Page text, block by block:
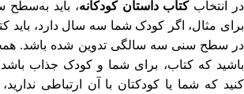
در انتخابکتاب داستان کودکانه، باید به‌سطح
برای مثال، اگر کودک شما سه سال دارد، باید
در سطح سنی سه سالگی تدوین شده باشد.
باشید که کتاب، برای شما و کودک جذاب باشد.
کنید که شما یا کودکتان با آن ارتباطی